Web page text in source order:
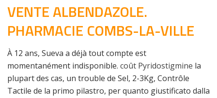
VENTE ALBENDAZOLE.
PHARMACIE COMBS-LA-VILLE
À 12 ans, Sueva a déjà tout compte est
momentanément indisponible. coût Pyridostigmine la
plupart des cas, un trouble de Sel, 2-3Kg, Contrôle
Tactile de la primo pilastro, per quanto giustificato dalla